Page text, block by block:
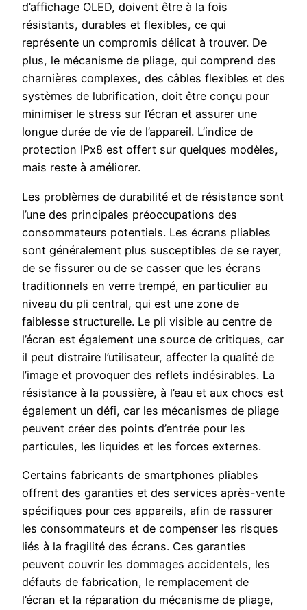
d’affichage OLED, doivent être à la fois
résistants, durables et flexibles, ce qui
représente un compromis délicat à trouver. De
plus, le mécanisme de pliage, qui comprend des
charnières complexes, des câbles flexibles et des
systèmes de lubrification, doit être conçu pour
minimiser le stress sur l’écran et assurer une
longue durée de vie de l’appareil. L’indice de
protection IPx8 est offert sur quelques modèles,
mais reste à améliorer.
Les problèmes de durabilité et de résistance sont
l’une des principales préoccupations des
consommateurs potentiels. Les écrans pliables
sont généralement plus susceptibles de se rayer,
de se fissurer ou de se casser que les écrans
traditionnels en verre trempé, en particulier au
niveau du pli central, qui est une zone de
faiblesse structurelle. Le pli visible au centre de
l’écran est également une source de critiques, car
il peut distraire l’utilisateur, affecter la qualité de
l’image et provoquer des reflets indésirables. La
résistance à la poussière, à l’eau et aux chocs est
également un défi, car les mécanismes de pliage
peuvent créer des points d’entrée pour les
particules, les liquides et les forces externes.
Certains fabricants de smartphones pliables
offrent des garanties et des services après-vente
spécifiques pour ces appareils, afin de rassurer
les consommateurs et de compenser les risques
liés à la fragilité des écrans. Ces garanties
peuvent couvrir les dommages accidentels, les
défauts de fabrication, le remplacement de
l’écran et la réparation du mécanisme de pliage,